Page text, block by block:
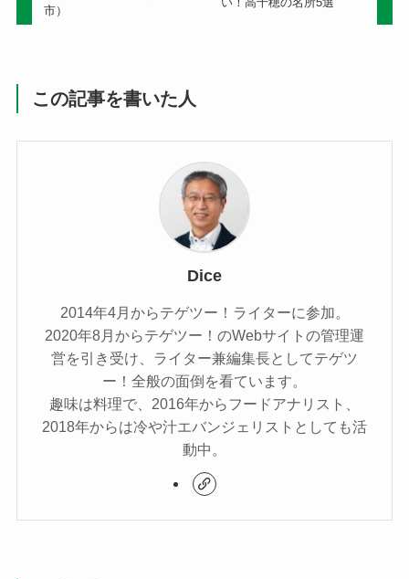
市）
この記事を書いた人
Dice
2014年4月からテゲツー！ライターに参加。
2020年8月からテゲツー！のWebサイトの管理運
営を引き受け、ライター兼編集長としてテゲツ
ー！全般の面倒を看ています。
趣味は料理で、2016年からフードアナリスト、
2018年からは冷や汁エバンジェリストとしても活
動中。